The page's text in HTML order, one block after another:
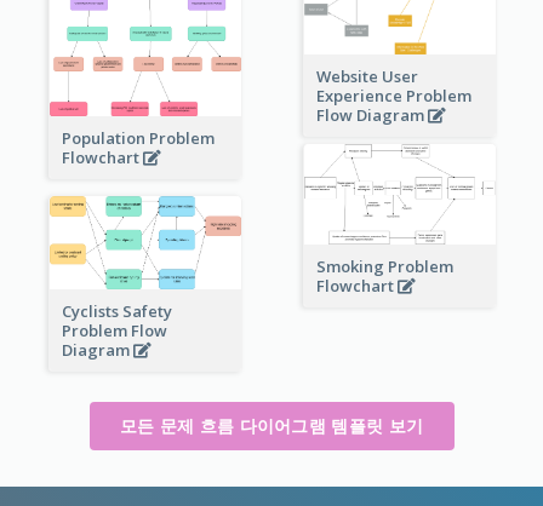
Website User
Experience Problem
Flow Diagram
Population Problem
Flowchart
Smoking Problem
Flowchart
Cyclists Safety
Problem Flow
Diagram
모든 문제 흐름 다이어그램 템플릿 보기